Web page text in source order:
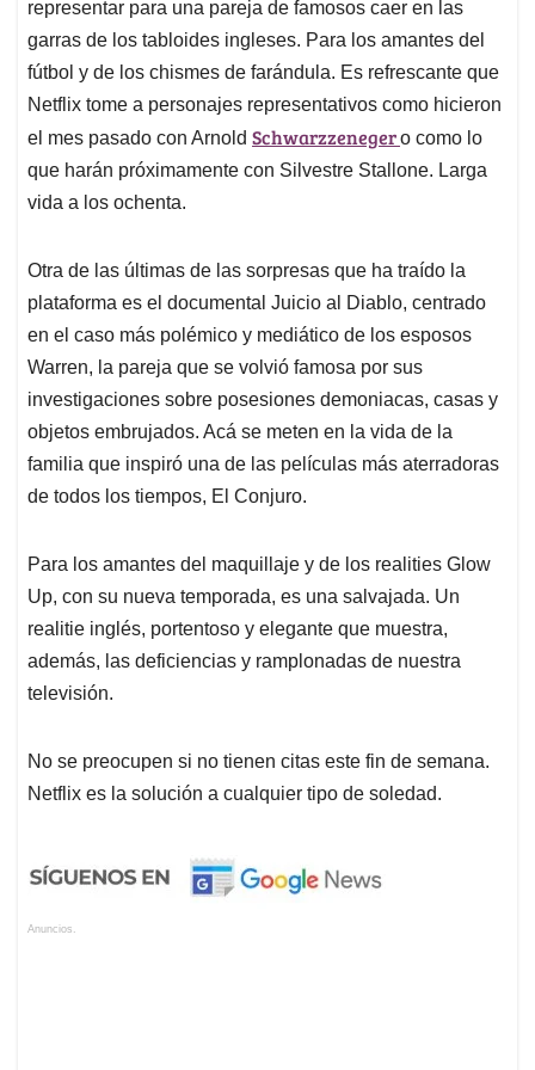
representar para una pareja de famosos caer en las
garras de los tabloides ingleses. Para los amantes del
fútbol y de los chismes de farándula. Es refrescante que
Netflix tome a personajes representativos como hicieron
el mes pasado con Arnold Schwarzzenegero como lo
que harán próximamente con Silvestre Stallone. Larga
vida a los ochenta.
Otra de las últimas de las sorpresas que ha traído la
plataforma es el documental Juicio al Diablo, centrado
en el caso más polémico y mediático de los esposos
Warren, la pareja que se volvió famosa por sus
investigaciones sobre posesiones demoniacas, casas y
objetos embrujados. Acá se meten en la vida de la
familia que inspiró una de las películas más aterradoras
de todos los tiempos, El Conjuro.
Para los amantes del maquillaje y de los realities Glow
Up, con su nueva temporada, es una salvajada. Un
realitie inglés, portentoso y elegante que muestra,
además, las deficiencias y ramplonadas de nuestra
televisión.
No se preocupen si no tienen citas este fin de semana.
Netflix es la solución a cualquier tipo de soledad.
Anuncios.